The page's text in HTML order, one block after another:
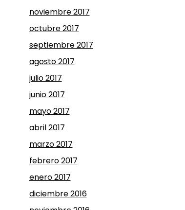
noviembre 2017
octubre 2017
septiembre 2017
agosto 2017
julio 2017
junio 2017
mayo 2017
abril 2017
marzo 2017
febrero 2017
enero 2017
diciembre 2016